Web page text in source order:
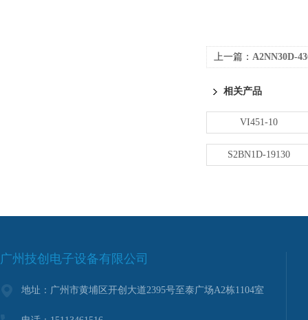
上一篇： A2NN30D-
相关产品
VI451-10
S2BN1D-19130
广州技创电子设备有限公司
地址：广州市黄埔区开创大道2395号至泰广场A2栋1104室